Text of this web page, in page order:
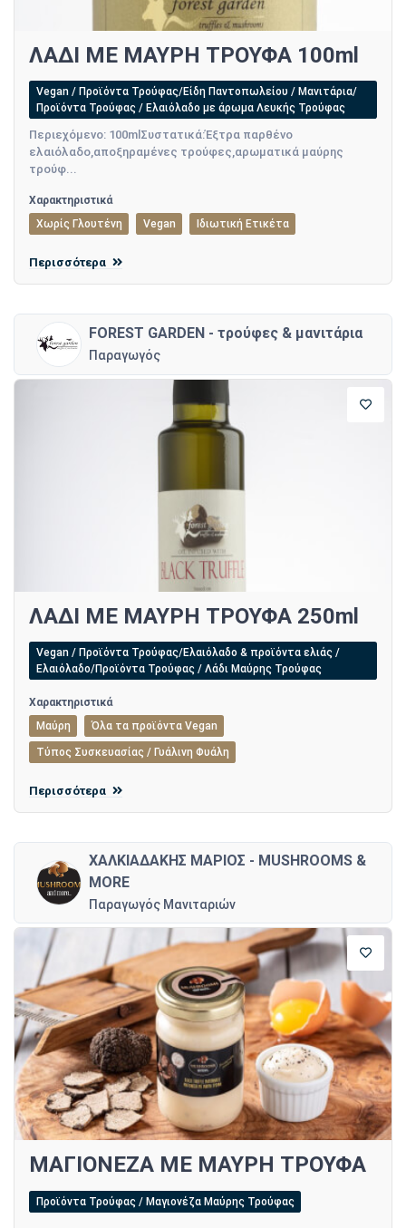
ΛΑΔΙ ΜΕ ΜΑΥΡΗ ΤΡΟΥΦΑ 100ml
Vegan / Προϊόντα Τρούφας/Είδη Παντοπωλείου / Μανιτάρια/
Προϊόντα Τρούφας / Ελαιόλαδο με άρωμα Λευκής Τρούφας
Περιεχόμενο: 100mlΣυστατικά:Έξτρα παρθένο
ελαιόλαδο,αποξηραμένες τρούφες,αρωματικά μαύρης
τρούφ...
Χαρακτηριστικά
Χωρίς Γλουτένη
Vegan Ιδιωτική Ετικέτα
Περισσότερα
FOREST GARDEN - τρούφες & μανιτάρια
Παραγωγός
ΛΑΔΙ ΜΕ ΜΑΥΡΗ ΤΡΟΥΦΑ 250ml
Vegan / Προϊόντα Τρούφας/Ελαιόλαδο & προϊόντα ελιάς /
Ελαιόλαδο/Προϊόντα Τρούφας / Λάδι Μαύρης Τρούφας
Χαρακτηριστικά
Μαύρη
Όλα τα προϊόντα Vegan
Τύπος Συσκευασίας / Γυάλινη Φυάλη
Περισσότερα
ΧΑΛΚΙΑΔΑΚΗΣ ΜΑΡΙΟΣ - MUSHROOMS &
MORE
Παραγωγός Μανιταριών
ΜΑΓΙΟΝΕΖΑ ΜΕ ΜΑΥΡΗ ΤΡΟΥΦΑ
Προϊόντα Τρούφας / Μαγιονέζα Μαύρης Τρούφας